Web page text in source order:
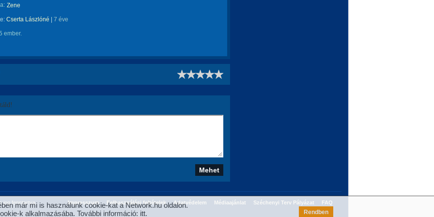
Zene
Cserta Lászlóné 7 éve
ember.
jog fenntartva. Impresszum Felhasználási feltételek Adatvédelem Médiaajánlat Széchenyi Terv Pályázat FAQ
már mi is használunk cookie-kat a Network.hu oldalon.
k alkalmazásába. További információ: itt. Rendben